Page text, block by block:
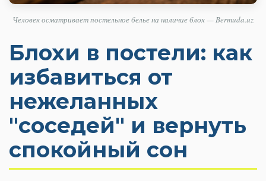
Человек осматривает постельное белье на наличие блох — Bermuda.uz
Блохи в постели: как
избавиться от
нежеланных
"соседей" и вернуть
спокойный сон